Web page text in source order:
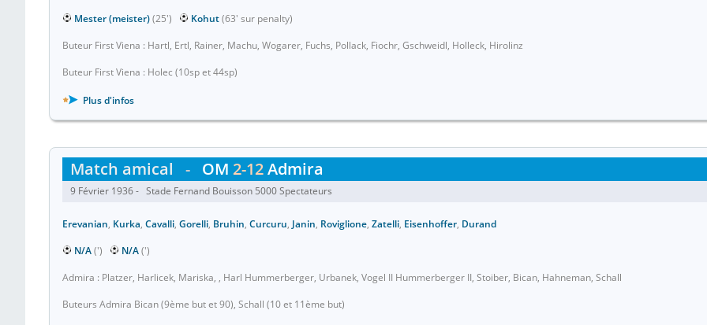
Mester (meister)(25') Kohut(63' sur penalty)
Buteur First Viena : Hartl, Ertl, Rainer, Machu, Wogarer, Fuchs, Pollack, Fiochr, Gschweidl, Holleck, Hirolinz
Buteur First Viena : Holec (10sp et 44sp)
Plus d'infos
Match amical - OM 2-12Admira
9 Février 1936 - Stade Fernand Bouisson 5000 Spectateurs
Erevanian, Kurka, Cavalli, Gorelli, Bruhin, Curcuru, Janin, Roviglione, Zatelli, Eisenhoffer, Durand
N/A(') N/A(')
Admira : Platzer, Harlicek, Mariska, , Harl Hummerberger, Urbanek, Vogel II Hummerberger II, Stoiber, Bican, Hahneman, Schall
Buteurs Admira Bican (9ème but et 90), Schall (10 et 11ème but)